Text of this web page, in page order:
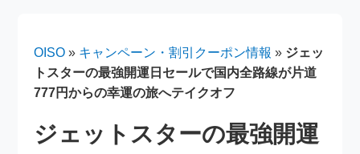
OISO » キャンペーン・割引クーポン情報 » ジェッ
トスターの最強開運日セールで国内全路線が片道
777円からの幸運の旅へテイクオフ
ジェットスターの最強開運